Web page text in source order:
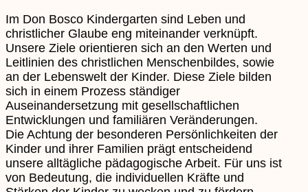
Im Don Bosco Kindergarten sind Leben und
christlicher Glaube eng miteinander verknüpft.
Unsere Ziele orientieren sich an den Werten und
Leitlinien des christlichen Menschenbildes, sowie
an der Lebenswelt der Kinder. Diese Ziele bilden
sich in einem Prozess ständiger
Auseinandersetzung mit gesellschaftlichen
Entwicklungen und familiären Veränderungen.
Die Achtung der besonderen Persönlichkeiten der
Kinder und ihrer Familien prägt entscheidend
unsere alltägliche pädagogische Arbeit. Für uns ist
von Bedeutung, die individuellen Kräfte und